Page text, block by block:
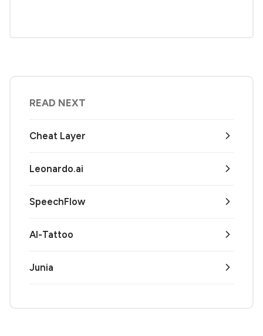
READ NEXT
Cheat Layer
Leonardo.ai
SpeechFlow
AI-Tattoo
Junia